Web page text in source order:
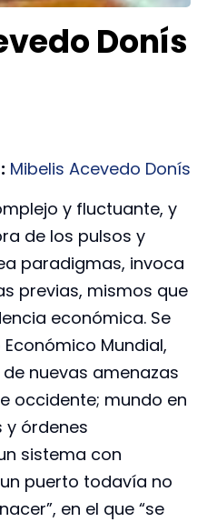
Donís
Mibelis Acevedo Donís
y fluctuante, y
de los pulsos y
paradigmas, invoca
previas, mismos que
económica. Se
Mundial,
nuevas amenazas
occidente; mundo en
órdenes
sistema con
puerto todavía no
en el que “se